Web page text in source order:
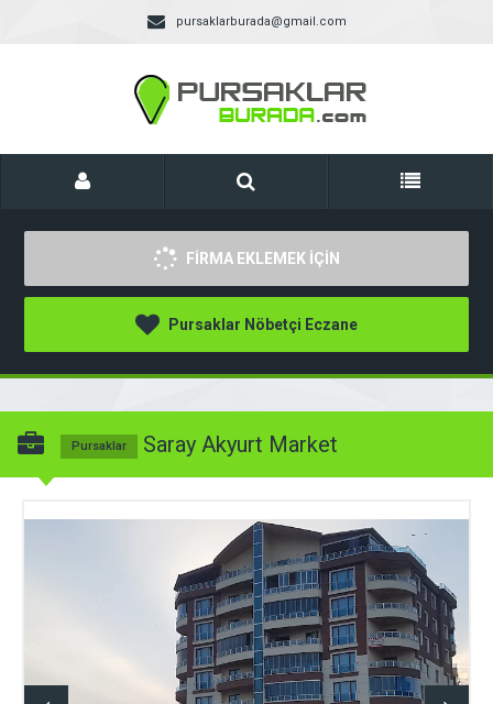
pursaklarburada@gmail.com
FİRMA EKLEMEK İÇİN
Pursaklar Nöbetçi Eczane
Pursaklar Saray Akyurt Market